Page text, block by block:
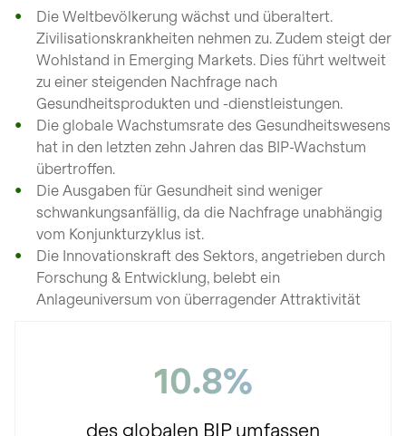
Die Weltbevölkerung wächst und überaltert.
Zivilisationskrankheiten nehmen zu. Zudem steigt der
Wohlstand in Emerging Markets. Dies führt weltweit
zu einer steigenden Nachfrage nach
Gesundheitsprodukten und -dienstleistungen.
Die globale Wachstumsrate des Gesundheitswesens
hat in den letzten zehn Jahren das BIP-Wachstum
übertroffen.
Die Ausgaben für Gesundheit sind weniger
schwankungsanfällig, da die Nachfrage unabhängig
vom Konjunkturzyklus ist.
Die Innovationskraft des Sektors, angetrieben durch
Forschung & Entwicklung, belebt ein
Anlageuniversum von überragender Attraktivität
10.8%
des globalen BIP umfassen